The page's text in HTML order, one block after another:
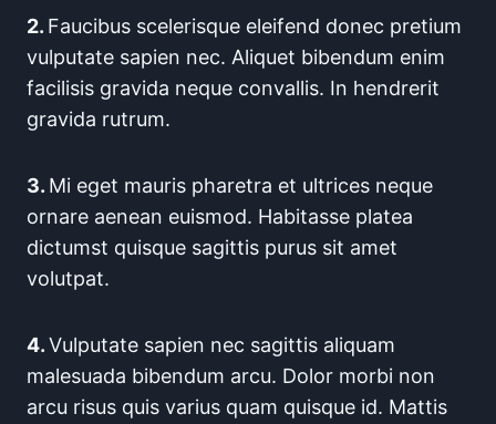
2. Faucibus scelerisque eleifend donec pretium
vulputate sapien nec. Aliquet bibendum enim
facilisis gravida neque convallis. In hendrerit
gravida rutrum.
3. Mi eget mauris pharetra et ultrices neque
ornare aenean euismod. Habitasse platea
dictumst quisque sagittis purus sit amet
volutpat.
4.Vulputate sapien nec sagittis aliquam
malesuada bibendum arcu. Dolor morbi non
arcu risus quis varius quam quisque id. Mattis